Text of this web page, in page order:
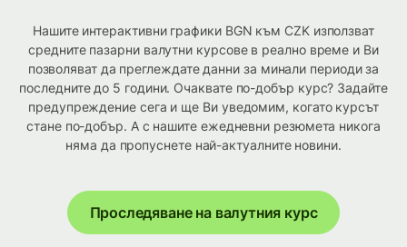
Нашите интерактивни графики BGN към CZK използват
средните пазарни валутни курсове в реално време и Ви
позволяват да преглеждате данни за минали периоди за
последните до 5 години. Очаквате по-добър курс? Задайте
предупреждение сега и ще Ви уведомим, когато курсът
стане по-добър. А с нашите ежедневни резюмета никога
няма да пропуснете най-актуалните новини.
Проследяване на валутния курс